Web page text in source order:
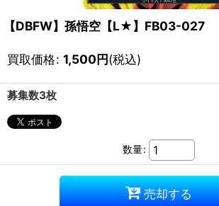
【DBFW】孫悟空【L★】FB03-027
買取価格: 1,500円(税込)
募集数3枚
数量:
売却する